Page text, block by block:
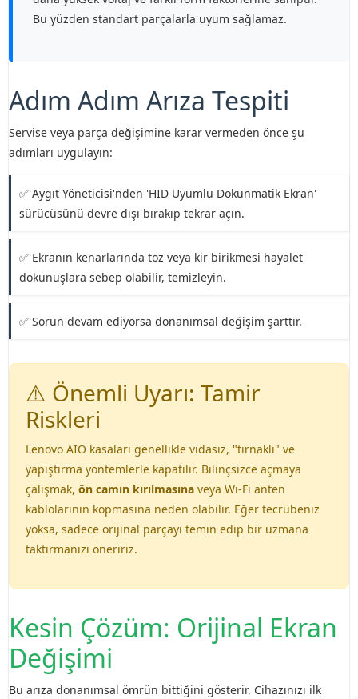
Bu yüzden standart parçalarla uyum sağlamaz.
Adım Adım Arıza Tespiti
Servise veya parça değişimine karar vermeden önce şu
adımları uygulayın:
✅ Aygıt Yöneticisi'nden 'HID Uyumlu Dokunmatik Ekran'
sürücüsünü devre dışı bırakıp tekrar açın.
✅ Ekranın kenarlarında toz veya kir birikmesi hayalet
dokunuşlara sebep olabilir, temizleyin.
✅ Sorun devam ediyorsa donanımsal değişim şarttır.
⚠️ Önemli Uyarı: Tamir
Riskleri
Lenovo AIO kasaları genellikle vidasız, "tırnaklı" ve
yapıştırma yöntemlerle kapatılır. Bilinçsizce açmaya
çalışmak, ön camın kırılmasına veya Wi-Fi anten
kablolarının kopmasına neden olabilir. Eğer tecrübeniz
yoksa, sadece orijinal parçayı temin edip bir uzmana
taktırmanızı öneririz.
Kesin Çözüm: Orijinal Ekran
Değişimi
Bu arıza donanımsal ömrün bittiğini gösterir. Cihazınızı ilk